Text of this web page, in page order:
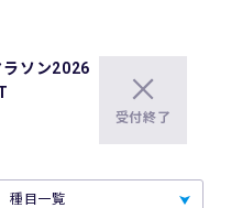
ラソン2026
受付終了
種目一覧